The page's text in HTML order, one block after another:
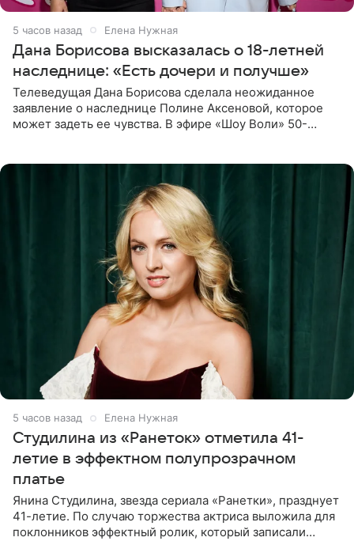
5 часов назад Елена Нужная
Дана Борисова высказалась о 18-летней
наследнице: «Есть дочери и получше»
Телеведущая Дана Борисова сделала неожиданное
заявление о наследнице Полине Аксеновой, которое
может задеть ее чувства. В эфире «Шоу Воли» 50-
5 часов назад Елена Нужная
Студилина из «Ранеток» отметила 41-
летие в эффектном полупрозрачном
платье
Янина Студилина, звезда сериала «Ранетки», празднует
41-летие. По случаю торжества актриса выложила для
поклонников эффектный ролик, который записали